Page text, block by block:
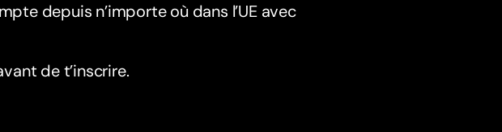
depuis n’importe où dans l’UE avec
de t’inscrire.